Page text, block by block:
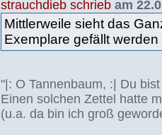
strauchdieb schrieb am
Mittlerweile sieht das
Exemplare gefällt
"|: O Tannenbaum, :| Du
Einen solchen Zettel hatte
(u.a. da bin ich groß